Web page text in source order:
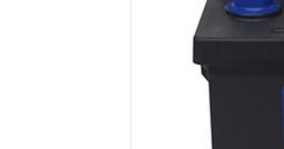
Previous